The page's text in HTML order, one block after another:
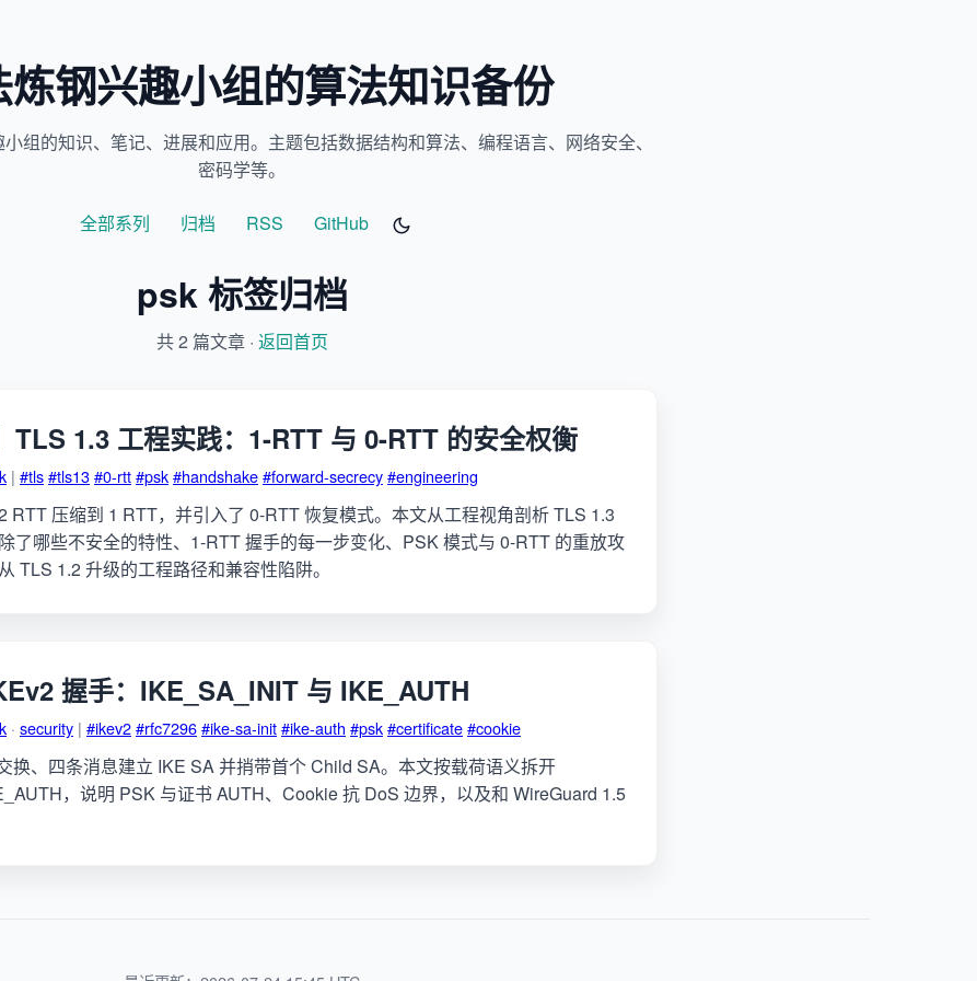
炼钢兴趣小组的算法知识备份
组的知识、笔记、进展和应用。主题包括数据结构和算法、编程语言、网络安全、
密码学等。
全部系列 归档 RSS GitHub
psk 标签归档
共 2 篇文章 · 返回首页
TLS 1.3 工程实践：1-RTT 与 0-RTT 的安全权衡
| #tls#tls13#0-rtt#psk#handshake#forward-secrecy#engineering
RTT 压缩到 1 RTT，并引入了 0-RTT 恢复模式。本文从工程视角剖析 TLS 1.3
哪些不安全的特性、1-RTT 握手的每一步变化、PSK 模式与 0-RTT 的重放攻
TLS 1.2 升级的工程路径和兼容性陷阱。
握手：IKE_SA_INIT 与 IKE_AUTH
· security | #ikev2#rfc7296#ike-sa-init#ike-auth #psk#certificate#cookie
换、四条消息建立 IKE SA 并捎带首个 Child SA。本文按载荷语义拆开
，说明 PSK 与证书 AUTH、Cookie 抗 DoS 边界，以及和 WireGuard 1.5